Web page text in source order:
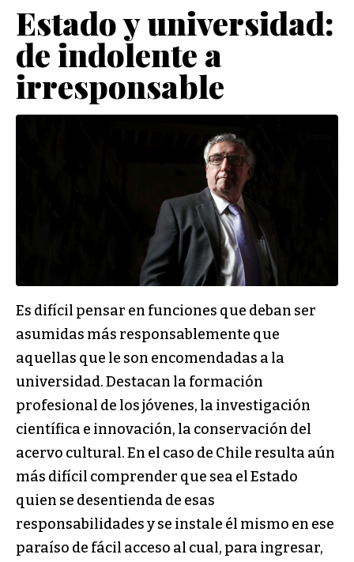
Estado y universidad:
de indolente a
irresponsable
Es difícil pensar en funciones que deban ser
asumidas más responsablemente que
aquellas que le son encomendadas a la
universidad. Destacan la formación
profesional de los jóvenes, la investigación
científica e innovación, la conservación del
acervo cultural. En el caso de Chile resulta aún
más difícil comprender que sea el Estado
quien se desentienda de esas
responsabilidades y se instale él mismo en ese
paraíso de fácil acceso al cual, para ingresar,